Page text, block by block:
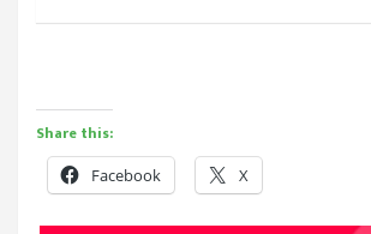
Share this:
Facebook X